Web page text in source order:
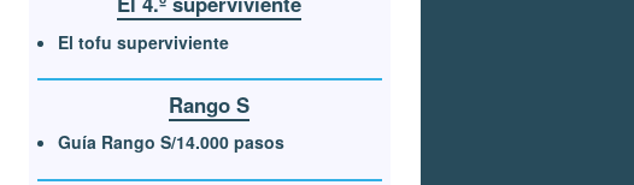
El tofu superviviente
Rango S
Guía Rango S/14.000 pasos